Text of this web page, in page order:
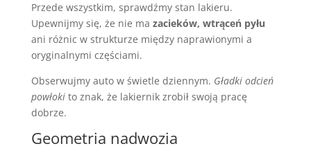
Przede wszystkim, sprawdźmy stan lakieru.
Upewnijmy się, że nie ma zacieków, wtrąceń pyłu
ani różnic w strukturze między naprawionymi a
oryginalnymi częściami.
Obserwujmy auto w świetle dziennym. Gładki odcień
powłokito znak, że lakiernik zrobił swoją pracę
dobrze.
Geometria nadwozia